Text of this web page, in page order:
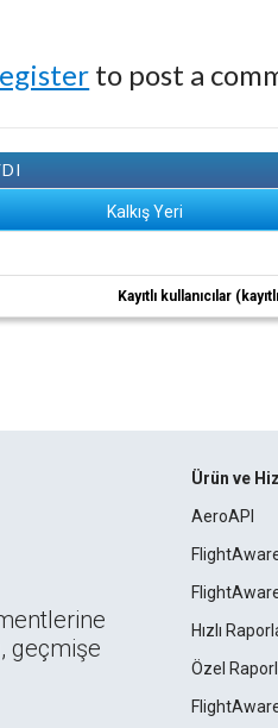
to post a
Kalkış Yeri
Kayıtlı kullanıcılar
geçmişe
Ürün ve
AeroAPI
Hızlı
Özel